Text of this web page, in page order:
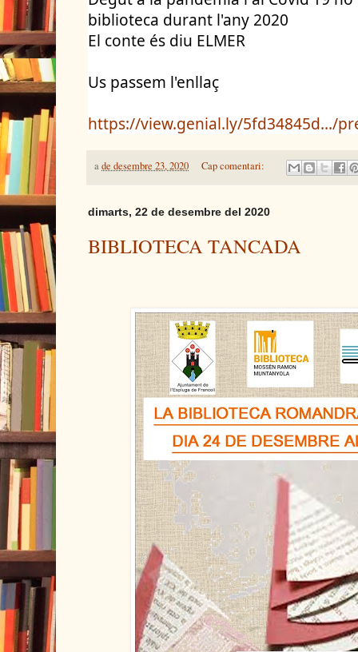
biblioteca durant l'any 2020
El conte és diu ELMER
Us passem l'enllaç
https://view.genial.ly/5fd34845d.../
ade desembre 23, 2020 Cap comentari:
dimarts, 22 de desembre del 2020
BIBLIOTECA TANCADA